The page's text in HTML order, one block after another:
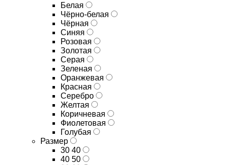
Белая
Чёрно-белая
Чёрная
Синяя
Розовая
Золотая
Серая
Зеленая
Оранжевая
Красная
Серебро
Желтая
Коричневая
Фиолетовая
Голубая
Размер
30 40
40 50